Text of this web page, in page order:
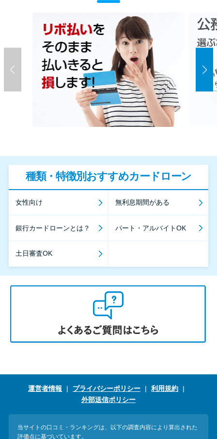
種類・特徴別おすすめカードローン
女性向け 無利息期間がある
銀行カードローンとは？ パート・アルバイトOK
土日審査OK
運営者情報 プライバシーポリシー
利用規約
外部送信ポリシー
当サイトの口コミ・ランキングは、以下の調査内容により算出された
評価点に基づいています。